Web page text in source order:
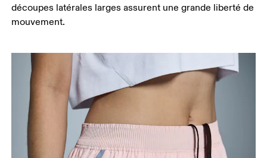
Entrejambe
Tenez-vous debout, pieds légèrement écartés et
l’intérieur de la jambe jusqu’à la cheville.
découpes latérales larges assurent une grande liberté de
mouvement.